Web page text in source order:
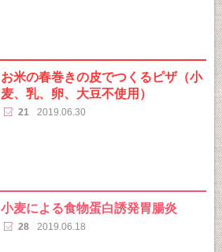
お米の春巻きの皮でつくるピザ（小
麦、乳、卵、大豆不使用）
21 2019.06.30
小麦による食物蛋白誘発胃腸炎
28 2019.06.18